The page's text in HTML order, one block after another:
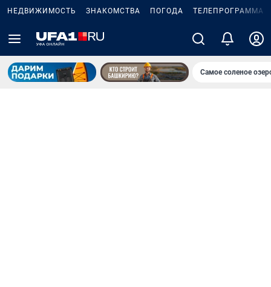
НЕДВИЖИМОСТЬ ЗНАКОМСТВА ПОГОДА ТЕЛЕПРОГРАММА
Самое соленое